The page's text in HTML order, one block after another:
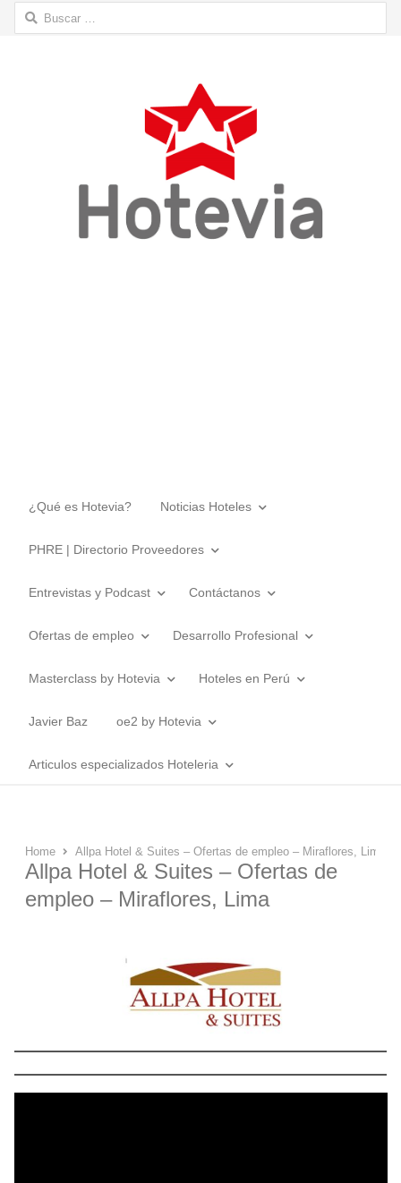
Buscar:
¿Qué es Hotevia? Noticias Hoteles
PHRE | Directorio Proveedores
Entrevistas y Podcast Contáctanos
Ofertas de empleo Desarrollo Profesional
Masterclass by Hotevia Hoteles en Perú
Javier Baz oe2 by Hotevia
Articulos especializados Hoteleria
Home Allpa Hotel & Suites – Ofertas de empleo – Miraflores, Lima
Allpa Hotel & Suites – Ofertas de
empleo – Miraflores, Lima